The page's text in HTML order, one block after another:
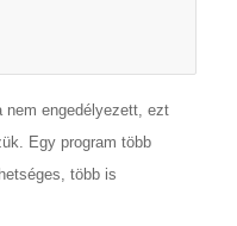
nem engedélyezett, ezt
Egy program több
több is